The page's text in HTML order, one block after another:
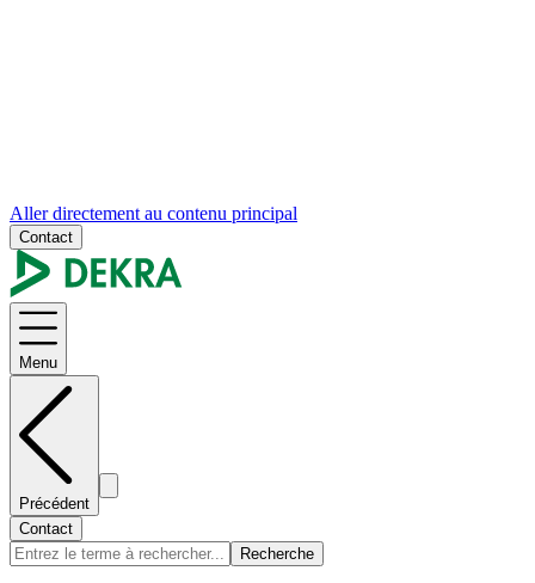
Aller directement au contenu principal
Contact
Menu
Précédent
Contact
Recherche